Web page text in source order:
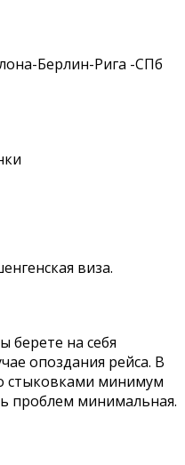
Берлин-Рига -СПб
виза.
берете на себя
опоздания рейса. В
стыковками минимум
проблем минимальная.